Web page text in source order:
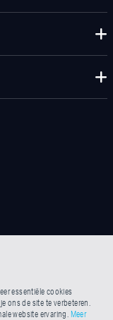
essentiële cookies
ons de site te verbeteren.
website ervaring. Meer